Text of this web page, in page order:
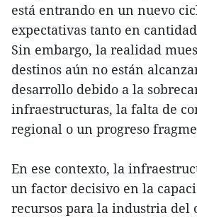
está entrando en un nuevo
expectativas tanto en
Sin embargo, la realidad
destinos aún no están
desarrollo debido a la
infraestructuras, la falta de
regional o un progreso
En ese contexto, la
un factor decisivo en la
recursos para la industria del